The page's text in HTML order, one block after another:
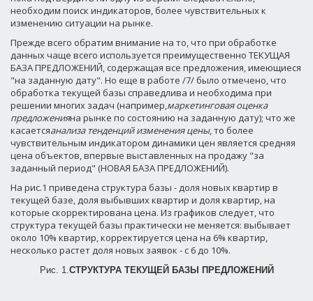
необходим поиск индикаторов, более чувствительных к
изменению ситуации на рынке.
Прежде всего обратим внимание на то, что при обработке
данных чаще всего используется преимущественно ТЕКУЩАЯ
БАЗА ПРЕДЛОЖЕНИЙ, содержащая все предложения, имеющиеся
"на заданную дату". Но еще в работе /7/ было отмечено, что
обработка текущей базы справедлива и необходима при
решении многих задач (например,маркетинговая оценка
предложенияна рынке по состоянию на заданную дату); что же
касаетсяанализа тенденций изменения цены, то более
чувствительным индикатором динамики цен является средняя
цена объектов, впервые выставленных на продажу "за
заданный период" (НОВАЯ БАЗА ПРЕДЛОЖЕНИЙ).
На рис.1 приведена структура базы - доля новых квартир в
текущей базе, доля выбывших квартир и доля квартир, на
которые скорректирована цена. Из графиков следует, что
структура текущей базы практически не меняется: выбывает
около 10% квартир, корректируется цена на 6% квартир,
несколько растет доля новых заявок - с 6 до 10%.
Рис. 1.СТРУКТУРА ТЕКУЩЕЙ БАЗЫ ПРЕДЛОЖЕНИЙ